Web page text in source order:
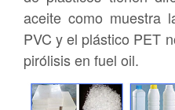
aceite como muestra
PVC y el plástico PET
pirólisis en fuel oil.